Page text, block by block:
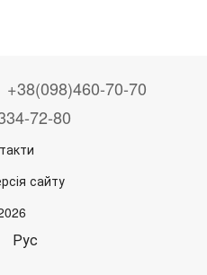
+38(098)460-70-70
72-80
сайту
Рус